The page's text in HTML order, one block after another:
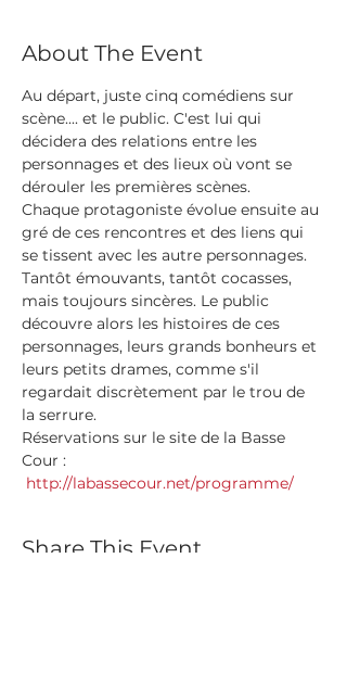
About The Event
Au départ, juste cinq comédiens sur
scène.... et le public. C'est lui qui
décidera des relations entre les
personnages et des lieux où vont se
dérouler les premières scènes.
Chaque protagoniste évolue ensuite au
gré de ces rencontres et des liens qui
se tissent avec les autre personnages.
Tantôt émouvants, tantôt cocasses,
mais toujours sincères. Le public
découvre alors les histoires de ces
personnages, leurs grands bonheurs et
leurs petits drames, comme s'il
regardait discrètement par le trou de
la serrure.
Réservations sur le site de la Basse
Cour :
http://labassecour.net/programme/
Share This Event